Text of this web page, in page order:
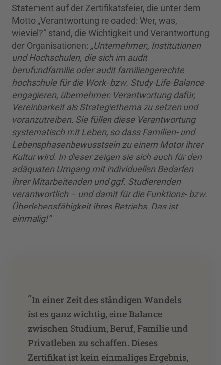
Statement auf der Zertifikatsfeier, die unter dem
Motto „Verantwortung reloaded: Wer, was,
wieviel?“ stand, die Wichtigkeit und Verantwortung
der Organisationen: „Unternehmen, Institutionen
und Hochschulen, die sich im audit
berufundfamilie oder audit familiengerechte
hochschule für die Work- bzw. Study-Life-Balance
engagieren, übernehmen Verantwortung dafür,
Vereinbarkeit als Strategiethema zu setzen und
voranzutreiben. Sie füllen diese Verantwortung
systematisch mit Leben, so dass Familien- und
Lebensphasenbewusstsein zu einem Motor ihrer
Kultur wird. In dieser zeigen sie sich auch für den
adäquaten Umgang mit individuellen Bedarfen
ihrer Mitarbeitenden und ggf. Studierenden
verantwortlich – und damit für die Funktions- bzw.
Überlebensfähigkeit ihres Betriebs. Das ist
einmalig!“
“In einer Zeit des ständigen Wandels
ist es ganz wichtig, eine Balance
zwischen Studium, Beruf, Familie und
Privatleben zu schaffen. Dieses
Zertifikat ist kein einmaliges Ergebnis,